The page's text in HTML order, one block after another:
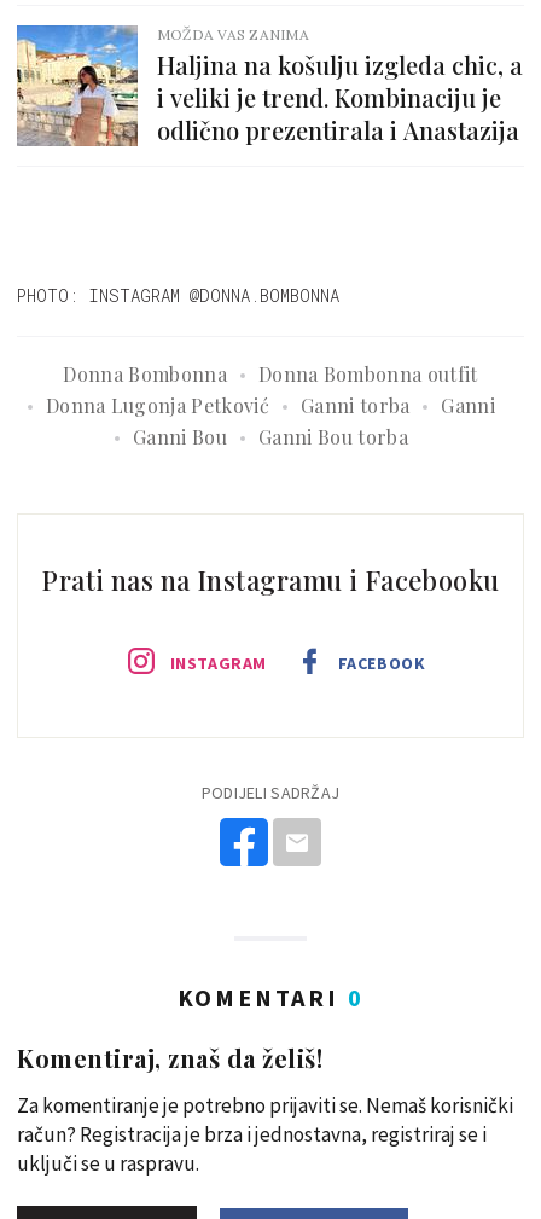
MOŽDA VAS ZANIMA
Haljina na košulju izgleda chic, a
i veliki je trend. Kombinaciju je
odlično prezentirala i Anastazija
PHOTO: INSTAGRAM @DONNA.BOMBONNA
Donna Bombonna
Donna Bombonna outfit
Donna Lugonja Petković
Ganni torba
Ganni
Ganni Bou
Ganni Bou torba
Prati nas na Instagramu i Facebooku
INSTAGRAM FACEBOOK
PODIJELI SADRŽAJ
KOMENTARI 0
Komentiraj, znaš da želiš!
Za komentiranje je potrebno prijaviti se. Nemaš korisnički
račun? Registracija je brza i jednostavna, registriraj se i
uključi se u raspravu.